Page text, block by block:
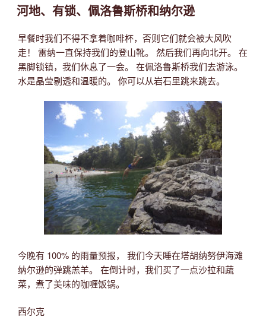
布
于
河地、有锁、佩洛鲁斯桥和纳尔逊
早餐时我们不得不拿着咖啡杯，否则它们就会被大风吹
走！ 雷纳一直保持我们的登山靴。 然后我们再向北开。 在
黑脚锁镇，我们休息了一会。 在佩洛鲁斯桥我们去游泳。
水是晶莹剔透和温暖的。 你可以从岩石里跳来跳去。
今晚有 100% 的雨量预报， 我们今天睡在塔胡纳努伊海滩
纳尔逊的弹跳羔羊。 在倒计时，我们买了一点沙拉和蔬
菜，煮了美味的咖喱饭锅。
西尔克